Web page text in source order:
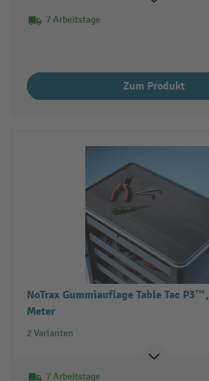
7 Arbeitstage
Zum Produkt
NoTrax Gummiauflage Table Tac
Meter
2 Varianten
7 Arbeitstage